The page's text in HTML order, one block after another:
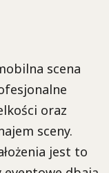
scena
oraz
sceny.
jest to